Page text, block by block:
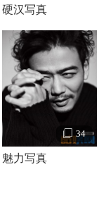
写真
跟王黎雯是情侣关
穿着V领白T恤和
起泡吧。次日凌晨
正玩得高兴，酒吧
，把朋友接了进
，杨烁带着美女出
硬汉写真
34
魅力写真